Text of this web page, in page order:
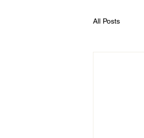
All Posts